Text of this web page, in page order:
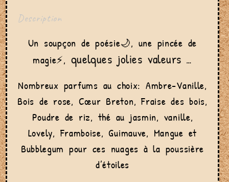
Description
Un soupçon de poésie🌙, une pincée de
magie⚡, quelques jolies valeurs …
Nombreux parfums au choix: Ambre-Vanille,
Bois de rose, Cœur Breton, Fraise des bois,
Poudre de riz, thé au jasmin, vanille,
Lovely, Framboise, Guimauve, Mangue et
Bubblegum pour ces nuages à la poussière
d’étoiles